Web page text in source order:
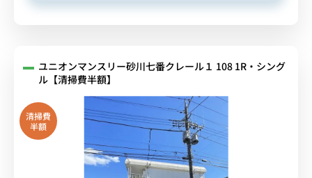
ユニオンマンスリー砂川七番クレール１ 108 1R・シング
ル【清掃費半額】
清掃費
半額